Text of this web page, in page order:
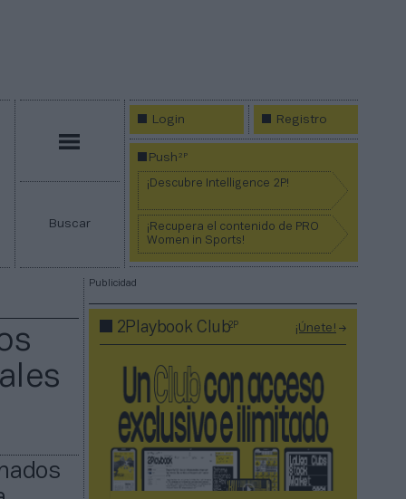
Buscar
Login Registro
Push2P
¡Descubre Intelligence 2P!
¡Recupera el contenido de PRO
Women in Sports!
Publicidad
2Playbook Club2P ¡Únete!